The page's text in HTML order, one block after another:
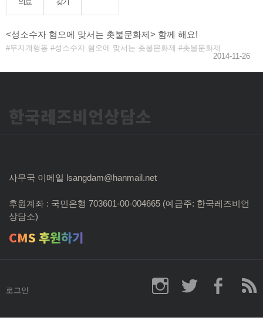
<성소수자 혐오에 맞서는 촛불문화제> 함께 해요!
무지개행동 성소수자 혐오에 맞서는 촛불문화제
촛불문화제
2014-11-26
한국레즈비언상담소
사무국 이메일 lsangdam@hanmail.net
후원계좌 : 국민은행 703601-00-004665 (예금주: 한국레즈비언
상담소)
CMS 후원하기
로그인